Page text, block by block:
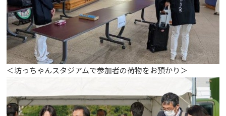
＜坊っちゃんスタジアムで参加者の荷物をお預かり＞